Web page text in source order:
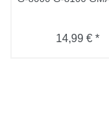
14,99 € *